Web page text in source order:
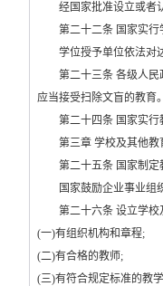
经国家批准设立或者认
第二十二条 国家实行
学位授予单位依法对达
第二十三条 各级人民政
应当接受扫除文盲的教育
第二十四条 国家实行
第三章 学校及其他教
第二十五条 国家制定
国家鼓励企业事业组织
第二十六条 设立学校
(一)有组织机构和章程;
(二)有合格的教师;
(三)有符合规定标准的教